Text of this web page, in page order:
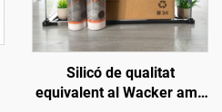
Silicó de qualitat
equivalent al Wacker amb